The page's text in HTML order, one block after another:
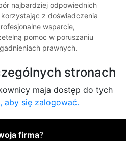
najbardziej odpowiednich
z doświadczenia
wsparcie,
pomoc w poruszaniu
prawnych.
stronach
maja dostęp do tych
aby się zalogować.
firma?